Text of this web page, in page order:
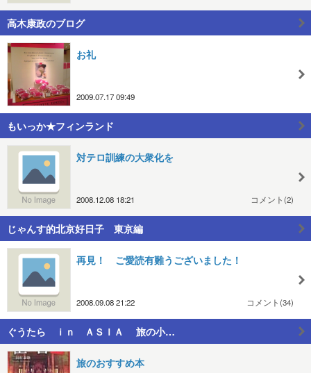
高木康政のブログ
お礼
2009.07.17 09:49
もいっか★フィンランド
対テロ訓練の大衆化を
2008.12.08 18:21 コメント(2)
じゃんす的北京好日子 東京編
再見！ ご愛読有難うございました！
2008.09.08 21:22 コメント(34)
ぐうたら ｉｎ ＡＳＩＡ 旅の小…
旅のおすすめ本